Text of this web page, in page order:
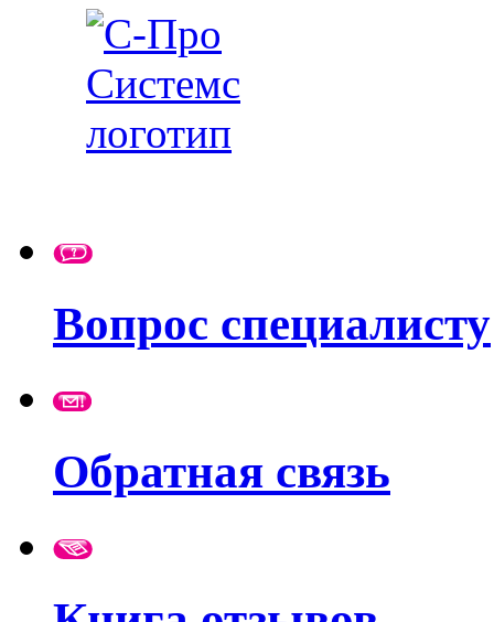
Вопрос специалисту
Обратная связь